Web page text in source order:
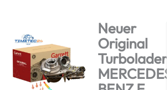
Neuer
Original